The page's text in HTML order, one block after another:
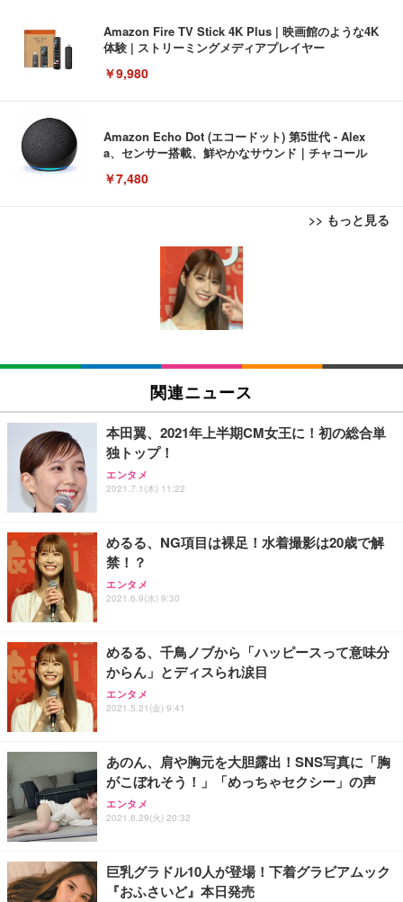
Amazon Fire TV Stick 4K Plus | 映画館のような4K
体験 | ストリーミングメディアプレイヤー
￥9,980
Amazon Echo Dot (エコードット) 第5世代 - Alex
a、センサー搭載、鮮やかなサウンド｜チャコール
￥7,480
>> もっと見る
[EdoErgo] オフィスチェア 椅子 テレワーク 疲れな
い 跳ね上げ式アームレスト コンパクト 約105度ロッ
キング pc 事務椅子 360度回転 座面昇降 強化ナイロ
ン樹脂ベース 通気性メッシュ 在宅ワーク H-WY01
(黒網+黒枠+黒足)
SIHOO B100 オフィスチェア／デスクチェア メッシ
ュチェア 人間工学 疲れない ブラック
￥27,999
ワーク チェア 強化バックレスト 30度ロッキング機
能 人間工学 椅子 腰サポート 90度跳ね上げ式アーム
務用 おしゃれ パソコンチェア (ブラック)
Sezlife オフィスチェア デスクチェア 疲れない テレ
ワーク チェア 強化バックレスト 30度ロッキング機
能 人間工学 椅子 腰サポート 90度跳ね上げ式アーム
務用 おしゃれ パソコンチェア (ホワイト)
ANDWINT オフィスチェア デスクチェア 肘なし メ
ッシュ 通気性 ランバーサポート付き 腰サポート ガ
ス圧無段階昇降 360度回転 キャスター付き コンパク
EIZO ビジネス向けプレミアムモニター | FlexScan
EV3240X-WT | 31.5型4K UHD・USB Type-C・ホワ
￥105,595
EIZO ビジネス向けプレミアムモニター | FlexScan
￥109,572
【純正品】27"ゲーミングモニター DualSense 充電
フック付き（CFI-ZDM1J）
【整備済み品】Dell E2724HS 27インチ 液晶モニタ
ー フルHD（1920×1080）VA 非光沢 HDMI/DisplayP
ort/VGA スピーカー内蔵 高さ調整 スイベル VESA対
【MiniLED/24.5inch/280Hz/FHD】GRAPHT THE S
HOOTER Gaming Monitor 24” Essential ゲーミン
グモニター QD 24.5インチ 1ms FHD 量子ドット 残
Amazonベーシック ペットシーツ 薄型 レギュラー 1
回使い捨て 無香料 ホワイト 300枚
Amazonベーシック ペットシーツ 厚型 ワイド 42枚
x2袋(84枚) ホワイト(吸収面:ライトブルー)
￥3,234
ネオ・ルーライフ ネオ・オムツ L 中型犬用 26枚入
り 単品
Smart Basic(スマートベーシック) 【Amazon.co.jp
限定】 Smart Basic アイリスオーヤマ ペットシーツ
超厚型 お徳用 ワイド 100枚入 (x 1) (ケース販売)
アイリスオーヤマ ペットシーツ 超厚型 お徳用 レギ
ュラー 200枚入【Amazon.co.jp限定】
関連ニュース
本田翼、2021年上半期CM女王に！初の総合単
独トップ！
エンタメ
2021.7.1(木) 11:22
めるる、NG項目は裸足！水着撮影は20歳で解
禁！？
エンタメ
2021.6.9(水) 9:30
めるる、千鳥ノブから「ハッピースって意味分
からん」とディスられ涙目
エンタメ
2021.5.21(金) 9:41
あのん、肩や胸元を大胆露出！SNS写真に「胸
がこぼれそう！」「めっちゃセクシー」の声
エンタメ
2021.6.29(火) 20:32
巨乳グラドル10人が登場！下着グラビアムック
『おふさいど』本日発売